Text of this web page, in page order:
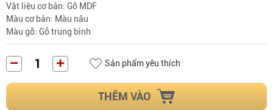
Vật liệu cơ bản: Gỗ MDF
Màu cơ bản: Màu nâu
Màu gỗ: Gỗ trung bình
Sản phẩm yêu thích
THÊM VÀO